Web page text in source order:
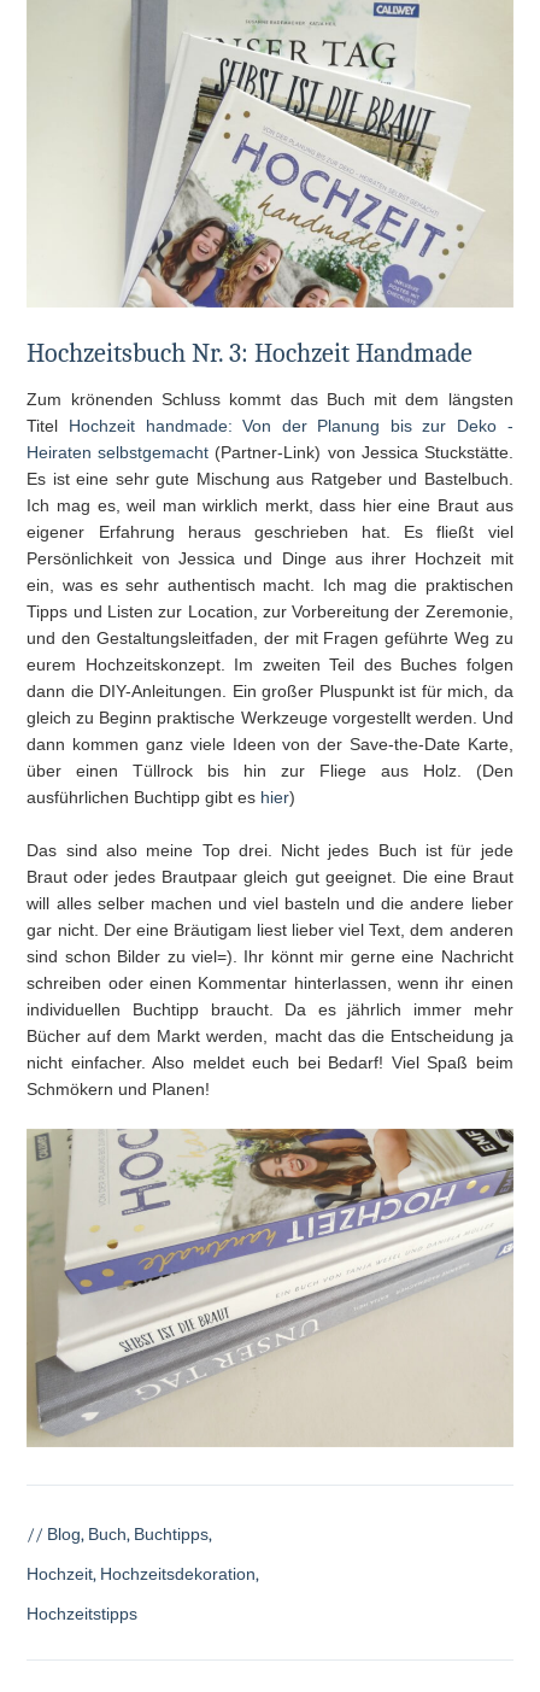
Hochzeitsbuch Nr. 3: Hochzeit Handmade
Zum krönenden Schluss kommt das Buch mit dem längsten
Titel Hochzeit handmade: Von der Planung bis zur Deko -
Heiraten selbstgemacht (Partner-Link) von Jessica Stuckstätte.
Es ist eine sehr gute Mischung aus Ratgeber und Bastelbuch.
Ich mag es, weil man wirklich merkt, dass hier eine Braut aus
eigener Erfahrung heraus geschrieben hat. Es fließt viel
Persönlichkeit von Jessica und Dinge aus ihrer Hochzeit mit
ein, was es sehr authentisch macht. Ich mag die praktischen
Tipps und Listen zur Location, zur Vorbereitung der Zeremonie,
und den Gestaltungsleitfaden, der mit Fragen geführte Weg zu
eurem Hochzeitskonzept. Im zweiten Teil des Buches folgen
dann die DIY-Anleitungen. Ein großer Pluspunkt ist für mich, da
gleich zu Beginn praktische Werkzeuge vorgestellt werden. Und
dann kommen ganz viele Ideen von der Save-the-Date Karte,
über einen Tüllrock bis hin zur Fliege aus Holz. (Den
ausführlichen Buchtipp gibt es hier)
Das sind also meine Top drei. Nicht jedes Buch ist für jede
Braut oder jedes Brautpaar gleich gut geeignet. Die eine Braut
will alles selber machen und viel basteln und die andere lieber
gar nicht. Der eine Bräutigam liest lieber viel Text, dem anderen
sind schon Bilder zu viel=). Ihr könnt mir gerne eine Nachricht
schreiben oder einen Kommentar hinterlassen, wenn ihr einen
individuellen Buchtipp braucht. Da es jährlich immer mehr
Bücher auf dem Markt werden, macht das die Entscheidung ja
nicht einfacher. Also meldet euch bei Bedarf! Viel Spaß beim
Schmökern und Planen!
// Blog, Buch, Buchtipps,
Hochzeit, Hochzeitsdekoration,
Hochzeitstipps